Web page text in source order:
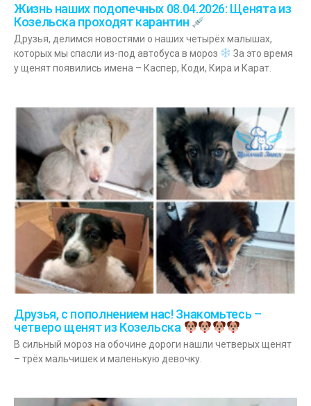
Жизнь наших подопечных 08.04.2026: Щенята из
Козельска проходят карантин
Друзья, делимся новостями о наших четырёх малышах,
которых мы спасли из-под автобуса в мороз
За это время
у щенят появились имена – Каспер, Коди, Кира и Карат.
Друзья, с пополнением нас! Знакомьтесь –
четверо щенят из Козельска
В сильный мороз на обочине дороги нашли четверых щенят
– трёх мальчишек и маленькую девочку.